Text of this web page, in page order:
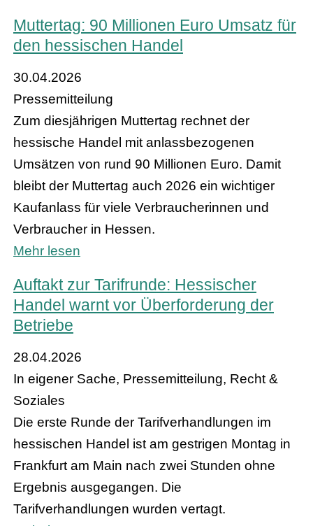
Muttertag: 90 Millionen Euro Umsatz für
den hessischen Handel
30.04.2026
Pressemitteilung
Zum diesjährigen Muttertag rechnet der
hessische Handel mit anlassbezogenen
Umsätzen von rund 90 Millionen Euro. Damit
bleibt der Muttertag auch 2026 ein wichtiger
Kaufanlass für viele Verbraucherinnen und
Verbraucher in Hessen.
Mehr lesen
Auftakt zur Tarifrunde: Hessischer
Handel warnt vor Überforderung der
Betriebe
28.04.2026
In eigener Sache, Pressemitteilung, Recht &
Soziales
Die erste Runde der Tarifverhandlungen im
hessischen Handel ist am gestrigen Montag in
Frankfurt am Main nach zwei Stunden ohne
Ergebnis ausgegangen. Die
Tarifverhandlungen wurden vertagt.